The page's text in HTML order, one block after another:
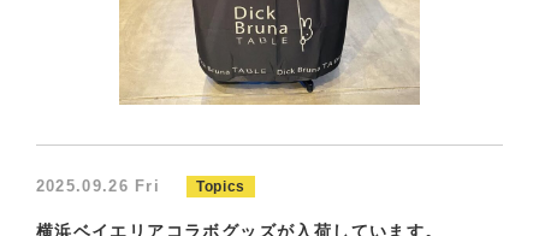
2025.09.26 Fri Topics
横浜ベイエリアコラボグッズが入荷しています。